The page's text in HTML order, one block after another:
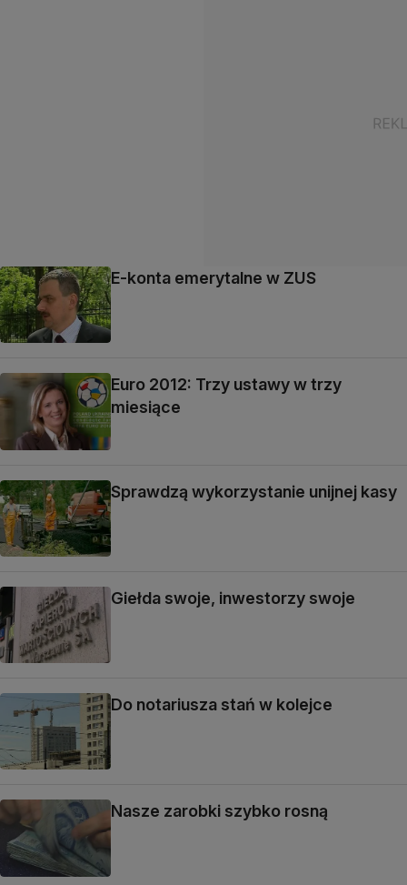
E-konta emerytalne w ZUS
Euro 2012: Trzy ustawy w trzy
miesiące
Sprawdzą wykorzystanie unijnej kasy
Giełda swoje, inwestorzy swoje
Do notariusza stań w kolejce
Nasze zarobki szybko rosną